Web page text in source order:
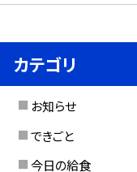
カテゴリ
お知らせ
できごと
今日の給食